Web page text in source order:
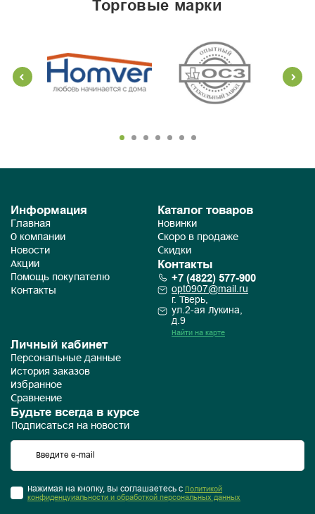
торговые марки
Информация
Главная
О компании
Новости
Акции
Помощь покупателю
Контакты
Каталог товаров
Новинки
Скоро в продаже
Скидки
Контакты
+7 (4822) 577-900
opt0907@mail.ru
г. Тверь,
ул.2-ая Лукина,
д.9
Найти на карте
Личный кабинет
Персональные данные
История заказов
Избранное
Сравнение
Будьте всегда в курсе
Подписаться на новости
Нажимая на кнопку, Вы соглашаетесь с Политикой
конфиденцуиальности и обработкой персональных данных